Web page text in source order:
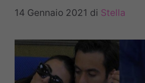
14 Gennaio 2021 di Stella